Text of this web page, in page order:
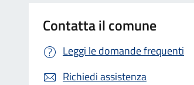
Contatta il comune
Leggi le domande frequenti
Richiedi assistenza